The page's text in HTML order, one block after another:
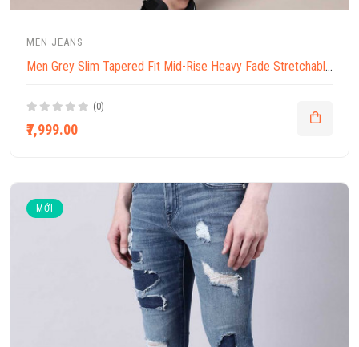
MEN JEANS
Men Grey Slim Tapered Fit Mid-Rise Heavy Fade Stretchable Jeans
(0)
₹7,999.00
MỚI